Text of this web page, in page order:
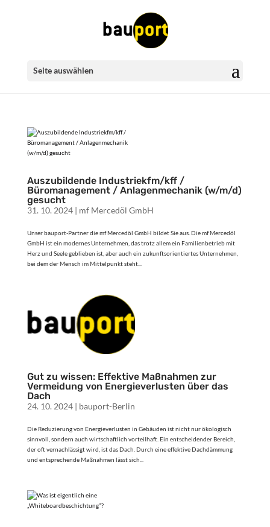
Seite auswählen
Auszubildende Industriekfm/kff /
Büromanagement / Anlagenmechanik (w/m/d)
gesucht
31. 10. 2024| mf Mercedöl GmbH
Unser bauport-Partner die mf Mercedöl GmbH bildet Sie aus. Die mf Mercedöl
GmbH ist ein modernes Unternehmen, das trotz allem ein Familienbetrieb mit
Herz und Seele geblieben ist, aber auch ein zukunftsorientiertes Unternehmen,
bei dem der Mensch im Mittelpunkt steht...
Gut zu wissen: Effektive Maßnahmen zur
Vermeidung von Energieverlusten über das
Dach
24. 10. 2024| bauport-Berlin
Die Reduzierung von Energieverlusten in Gebäuden ist nicht nur ökologisch
sinnvoll, sondern auch wirtschaftlich vorteilhaft. Ein entscheidender Bereich,
der oft vernachlässigt wird, ist das Dach. Durch eine effektive Dachdämmung
und entsprechende Maßnahmen lässt sich...